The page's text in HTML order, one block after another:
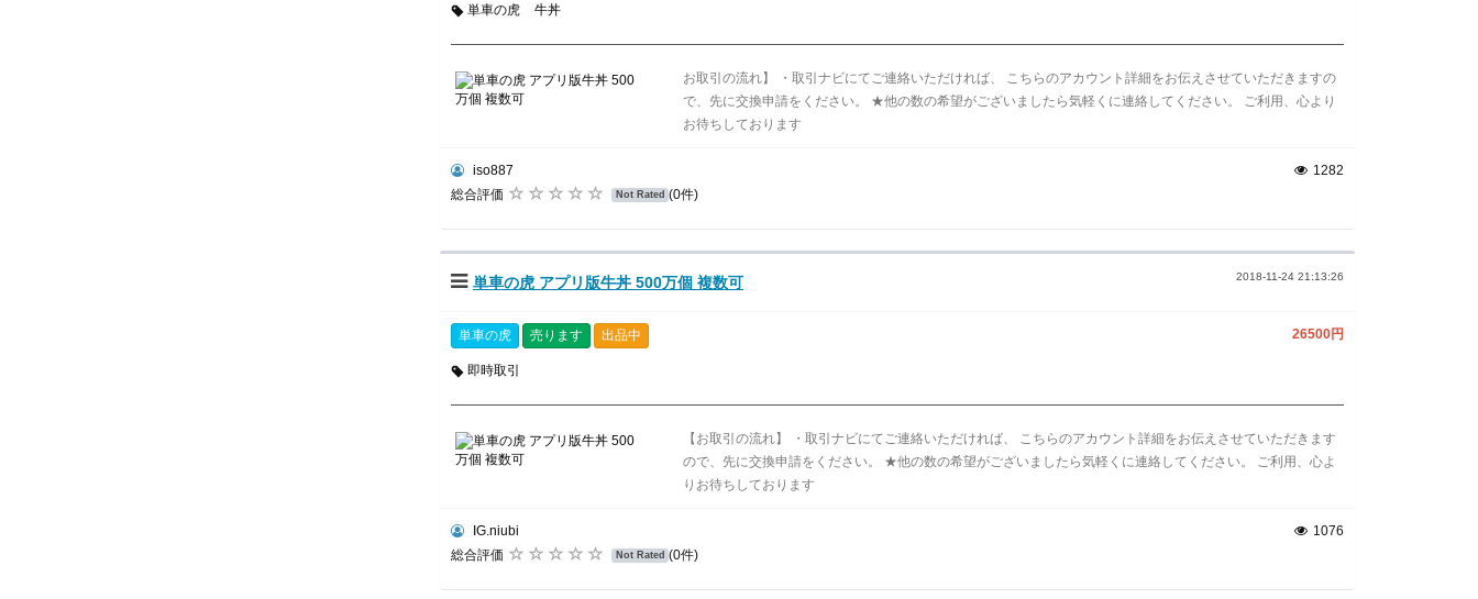
単車の虎 牛丼
お取引の流れ】 ・取引ナビにてご連絡いただければ、 こちらのアカウント詳細をお伝えさせていただきますの
で、先に交換申請をください。 ★他の数の希望がございましたら気軽くに連絡してください。 ご利用、心より
お待ちしております
iso887
総合評価
Not Rated (0件)
1282
単車の虎 アプリ版牛丼 500万個 複数可 2018-11-24 21:13:26
単車の虎 売ります 出品中 26500円
即時取引
【お取引の流れ】 ・取引ナビにてご連絡いただければ、 こちらのアカウント詳細をお伝えさせていただきます
ので、先に交換申請をください。 ★他の数の希望がございましたら気軽くに連絡してください。 ご利用、心よ
りお待ちしております
IG.niubi
総合評価
Not Rated (0件)
1076